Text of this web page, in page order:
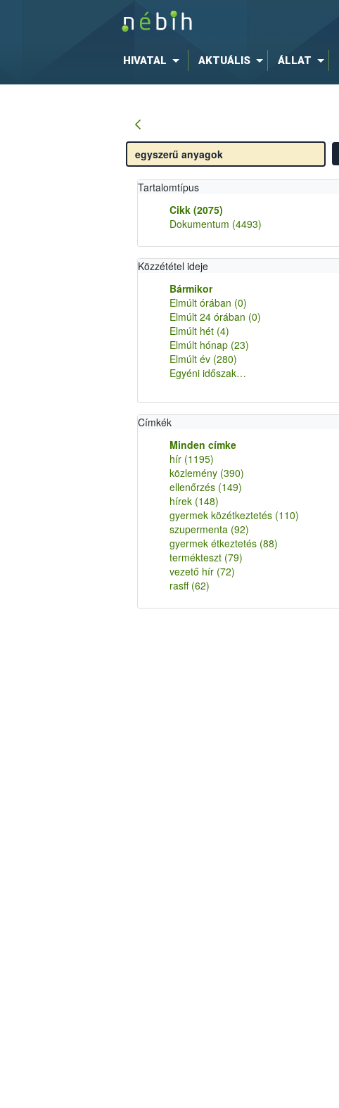
HIVATAL AKTUÁLIS ÁLLAT
Tartalomtípus
Cikk (2075)
Dokumentum (4493)
Közzététel ideje
Bármikor
Elmúlt órában (0)
Elmúlt 24 órában (0)
Elmúlt hét (4)
Elmúlt hónap (23)
Elmúlt év (280)
Egyéni időszak…
Címkék
Minden címke
hír (1195)
közlemény (390)
ellenőrzés (149)
hírek (148)
gyermek közétkeztetés (110)
szupermenta (92)
gyermek étkeztetés (88)
termékteszt (79)
vezető hír (72)
rasff (62)